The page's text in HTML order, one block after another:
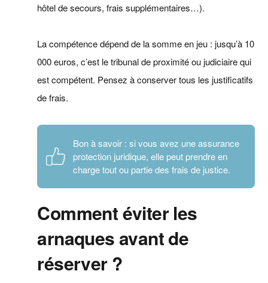
hôtel de secours, frais supplémentaires…).
La compétence dépend de la somme en jeu : jusqu’à 10
000 euros, c’est le tribunal de proximité ou judiciaire qui
est compétent. Pensez à conserver tous les justificatifs
de frais.
Bon à savoir : si vous avez une assurance
protection juridique, elle peut prendre en
charge tout ou partie des frais de justice.
Comment éviter les
arnaques avant de
réserver ?